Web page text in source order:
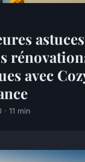
avec
11 min